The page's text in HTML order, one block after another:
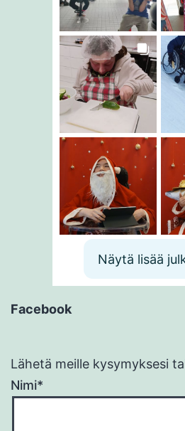
Näytä lisää
Facebook
Lähetä meille kysymyksesi
Nimi*